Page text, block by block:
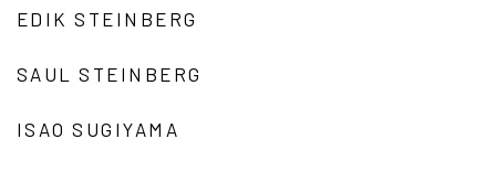
EDIK STEINBERG
SAUL STEINBERG
ISAO SUGIYAMA